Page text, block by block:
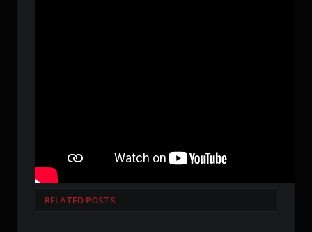
RELATED POSTS